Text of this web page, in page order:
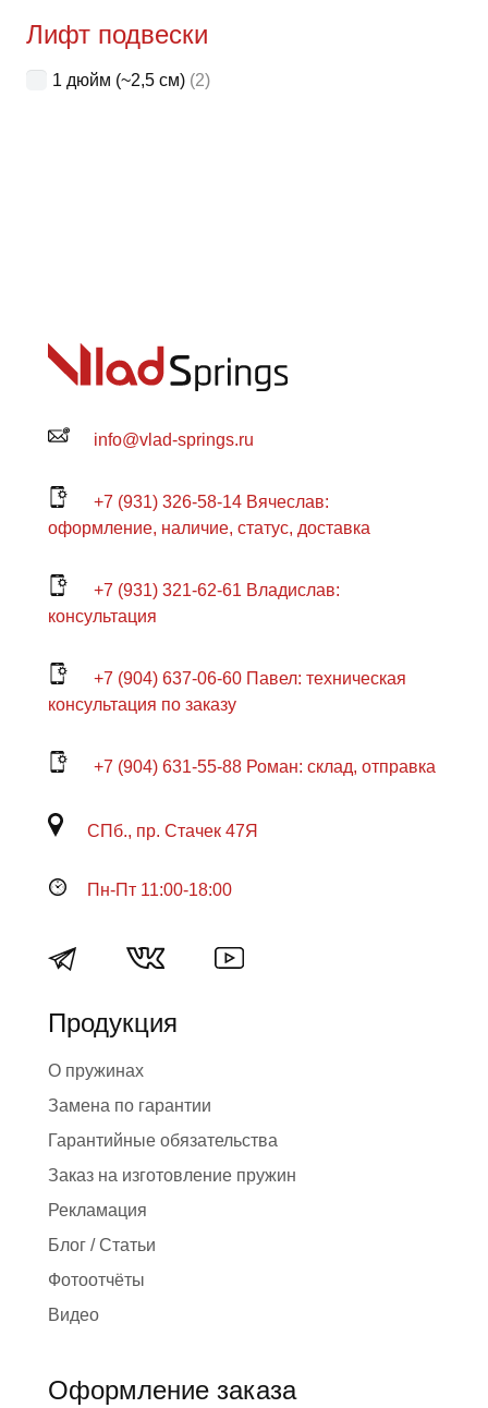
Лифт подвески
1 дюйм (~2,5 см) (2)
info@vlad-springs.ru
+7 (931) 326-58-14 Вячеслав:
оформление, наличие, статус, доставка
+7 (931) 321-62-61 Владислав:
консультация
+7 (904) 637-06-60 Павел: техническая
консультация по заказу
+7 (904) 631-55-88 Роман: склад, отправка
СПб., пр. Стачек 47Я
Пн-Пт 11:00-18:00
Продукция
О пружинах
Замена по гарантии
Гарантийные обязательства
Заказ на изготовление пружин
Рекламация
Блог / Статьи
Фотоотчёты
Видео
Оформление заказа